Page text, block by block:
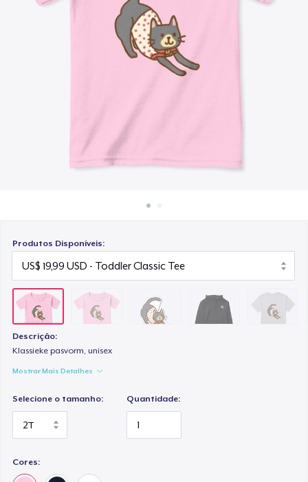
Venda em todo lugar
Venda qualquer coisa
Produtos Disponíveis:
Descrição:
Klassieke pasvorm, unisex
Mostrar Mais Detalhes
Selecione o tamanho: Quantidade:
Cores:
Unisex Classic Pullover Hoodie
US$ 16,99